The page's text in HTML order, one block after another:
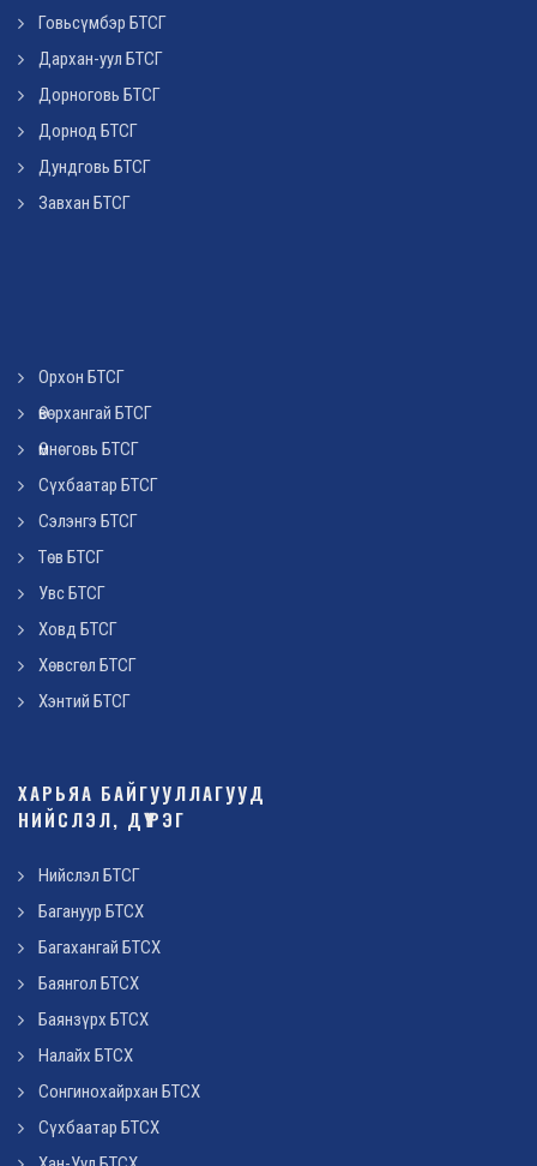
Говьсүмбэр БТСГ
Дархан-уул БТСГ
Дорноговь БТСГ
Дорнод БТСГ
Дундговь БТСГ
Завхан БТСГ
Орхон БТСГ
Өвөрхангай БТСГ
Өмнөговь БТСГ
Сүхбаатар БТСГ
Сэлэнгэ БТСГ
Төв БТСГ
Увс БТСГ
Ховд БТСГ
Хөвсгөл БТСГ
Хэнтий БТСГ
ХАРЬЯА БАЙГУУЛЛАГУУД
НИЙСЛЭЛ, ДҮҮРЭГ
Нийслэл БТСГ
Багануур БТСХ
Багахангай БТСХ
Баянгол БТСХ
Баянзүрх БТСХ
Налайх БТСХ
Сонгинохайрхан БТСХ
Сүхбаатар БТСХ